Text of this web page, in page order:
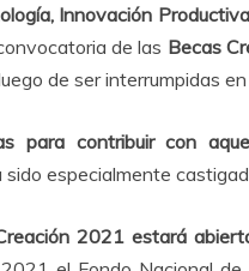
Innovación
de las Becas
de ser interrumpidas
para contribuir con
especialmente
2021 estará